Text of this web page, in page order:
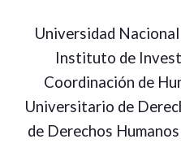
Universidad
Instituto de
Coordinación de
Universitario de
de Derechos